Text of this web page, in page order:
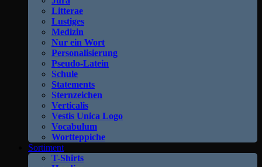
Litterae
Lustiges
Medizin
Nur ein Wort
Personalisierung
Pseudo-Latein
Schule
Statements
Sternzeichen
Verticalis
Vestis Unica Logo
Vocabulum
Wortteppiche
Sortiment
T-Shirts